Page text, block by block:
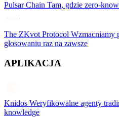
Pulsar Chain Tam, gdzie zero-
The ZKvot Protocol Wzmacniamy
głosowaniu raz na zawsze
APLIKACJA
Knidos Weryfikowalne agenty
knowledge